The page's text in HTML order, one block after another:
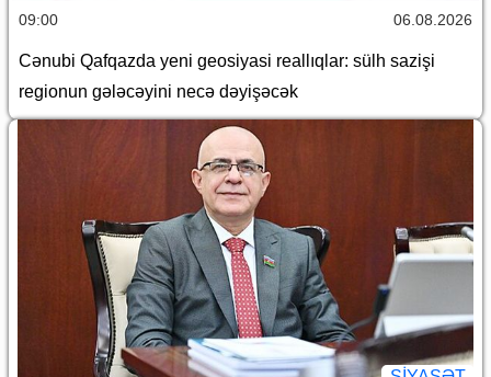
09:00 06.08.2026
Cənubi Qafqazda yeni geosiyasi reallıqlar: sülh sazişi
regionun gələcəyini necə dəyişəcək